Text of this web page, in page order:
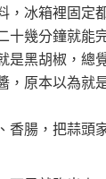
冰箱裡固定
幾分鐘就能
黑胡椒，總
原本以為就
腸，把蒜頭